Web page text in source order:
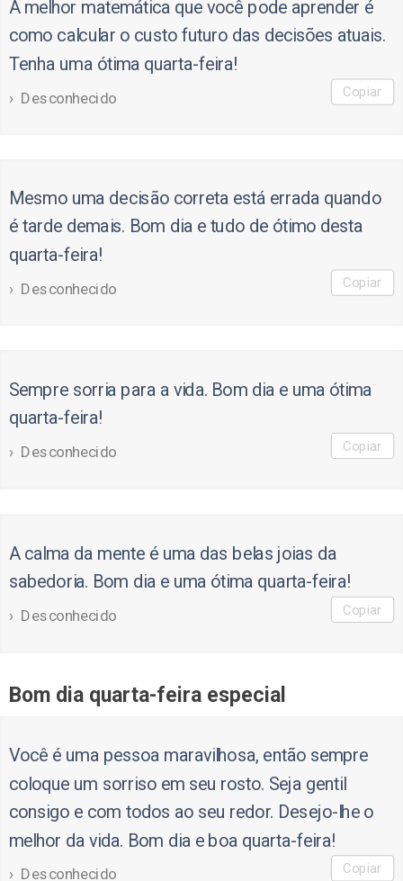
A melhor matemática que você pode aprender é
como calcular o custo futuro das decisões atuais.
Tenha uma ótima quarta-feira!
Desconhecido Copiar
Mesmo uma decisão correta está errada quando
é tarde demais. Bom dia e tudo de ótimo desta
quarta-feira!
Desconhecido Copiar
Sempre sorria para a vida. Bom dia e uma ótima
quarta-feira!
Desconhecido Copiar
A calma da mente é uma das belas joias da
sabedoria. Bom dia e uma ótima quarta-feira!
Desconhecido Copiar
Bom dia quarta-feira especial
Você é uma pessoa maravilhosa, então sempre
coloque um sorriso em seu rosto. Seja gentil
consigo e com todos ao seu redor. Desejo-lhe o
melhor da vida. Bom dia e boa quarta-feira!
Desconhecido Copiar